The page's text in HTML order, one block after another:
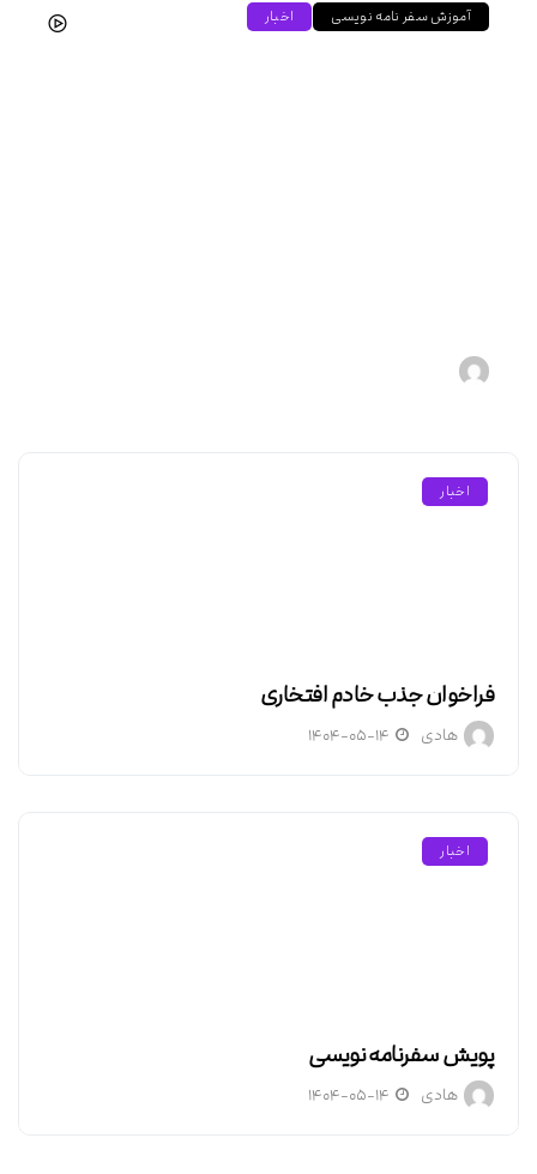
آموزش سفر نامه نویسی اخبار
اخبار
فراخوان جذب خادم افتخاری
هادی ۱۴۰۴-۰۵-۱۴
اخبار
پویش سفرنامه نویسی
هادی ۱۴۰۴-۰۵-۱۴